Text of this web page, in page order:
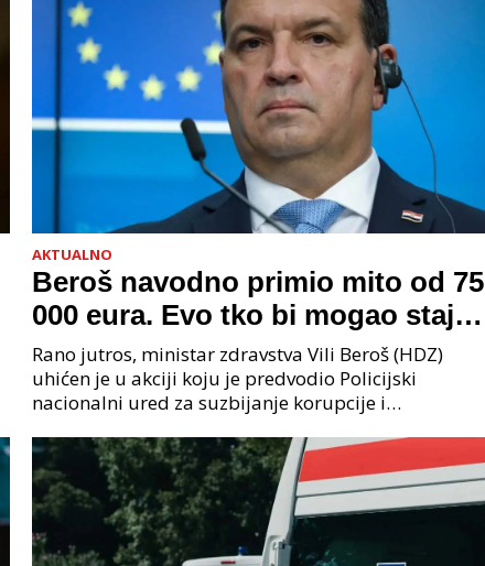
AKTUALNO
Beroš navodno primio mito od 75
000 eura. Evo tko bi mogao stajati
na čelu zločinačkog udruženja
Rano jutros, ministar zdravstva Vili Beroš (HDZ)
uhićen je u akciji koju je predvodio Policijski
nacionalni ured za suzbijanje korupcije i
priopćenju USKOK